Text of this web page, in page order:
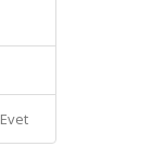
Evet